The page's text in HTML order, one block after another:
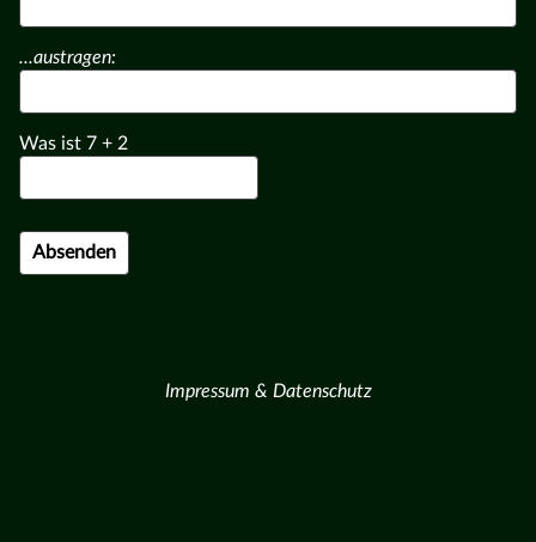
...austragen:
Was ist 7 + 2
Impressum & Datenschutz